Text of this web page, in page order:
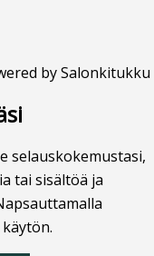
by Salonkitukku
selauskokemustasi,
tai sisältöä ja